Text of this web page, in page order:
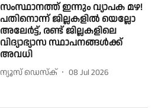
സംസ്ഥാനത്ത് ഇന്നും വ്യാപക മഴ!
പതിനൊന്ന് ജില്ലകളിൽ യെല്ലോ
അലേർട്ട്, രണ്ട് ജില്ലകളിലെ
വിദ്യാഭ്യാസ സ്ഥാപനങ്ങൾക്ക്
അവധി
ന്യൂസ് ഡെസ്ക് 08 Jul 2026